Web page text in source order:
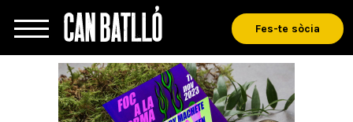
Fes-te sòcia